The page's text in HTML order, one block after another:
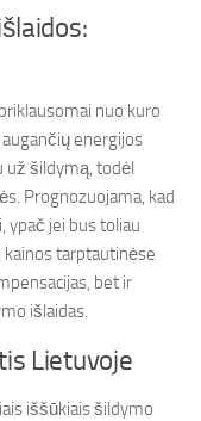
nuo kuro
energijos
už šildymą, todėl
Prognozuojama, kad
ypač jei bus toliau
tarptautinėse
bet ir
išlaidas.
Lietuvoje
iššūkiais šildymo